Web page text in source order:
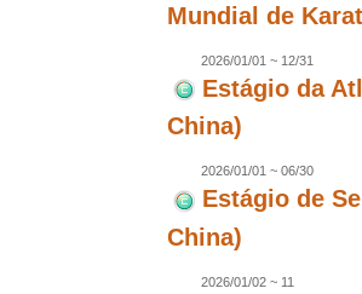
Mundial de
2026/01/01 ~ 12/31
Estágio da
China)
2026/01/01 ~ 06/30
Estágio de
China)
2026/01/02 ~ 11